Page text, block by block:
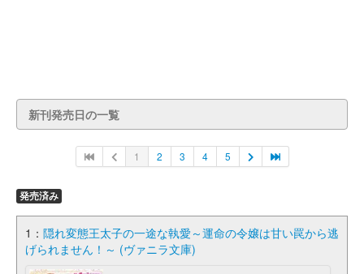
新刊発売日の一覧
1 2 3 4 5
発売済み
1： 隠れ変態王太子の一途な執愛～運命の令嬢は甘い罠から逃
げられません！～ (ヴァニラ文庫)